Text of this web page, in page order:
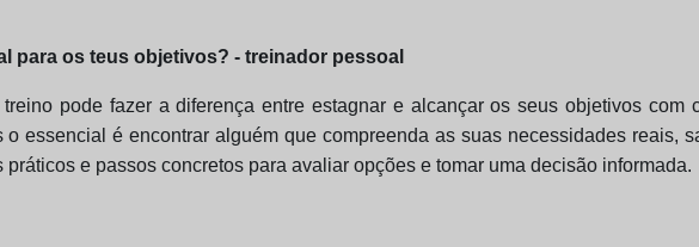
para os teus objetivos? - treinador pessoal
pode fazer a diferença entre estagnar e alcançar os seus objetivos com
essencial é encontrar alguém que compreenda as suas necessidades reais,
práticos e passos concretos para avaliar opções e tomar uma decisão informada.